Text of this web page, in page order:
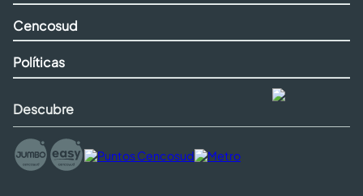
Cencosud
Políticas
Descubre